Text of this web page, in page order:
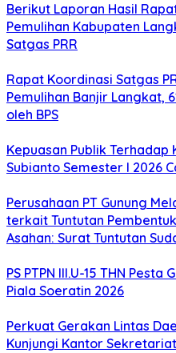
Berikut Laporan Hasil
Pemulihan Kabupaten
Satgas PRR
Rapat Koordinasi Satgas
Pemulihan Banjir Langkat,
oleh BPS
Kepuasan Publik
Subianto Semester I 2026
Perusahaan PT Gunung
terkait Tuntutan
Asahan: Surat Tuntutan
PS PTPN III.U-15 THN Pesta
Piala Soeratin 2026
Perkuat Gerakan Lintas
Kunjungi Kantor